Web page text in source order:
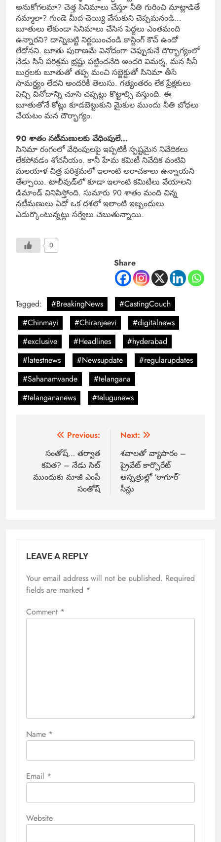
అనుకోగలమా? చెత్త సినిమాలు చేస్తూ నీతి గురించి మాట్లాడితే
నమ్మాలా? గుండె మీద చెయ్యి వేసుకుని చెప్పమనండి…
బూతులు లేకుండా సినిమాలు చేసిన పెద్దలు ఎంతమంది
ఉన్నారని? దాన్నిబట్టి నిర్ణయించండి కాస్టింగ్ కౌచ్ ఉందో
లేదోనని. బూతు పురాణమే వినోదంగా చెప్పుకునే దౌర్భాగ్యంలో
నేడు సినీ పరిశ్రమ భ్రష్టు పట్టిందనేది అందరి విమర్శ. మన సినీ
బుర్రలకు బూతుతో తప్ప మంచి సబ్జెక్టుతో సినిమా తీసే
సామర్థ్యం లేదని అందరికీ తెలుసు. గత్యంతరం లేక ప్రేక్షకులు
పిచ్చి వినోదాన్ని చూసి చప్పట్లు కొట్టాల్సి వస్తుంది. ఈ
బూతుతోనే కోట్లు కూడబెట్టుకుని మైకుల ముందు నీతి బోధలు
చేయటం మన దౌర్భాగ్యం.
90 శాతం నటీమణులకు వేధింపులే…
సినిమా రంగంలో వేధింపులపై ఇప్పటికీ స్పష్టమైన నివేదికలు
లేకపోవడం శోచనీయం. కానీ హేమ కమిటీ నివేదిక వంటివి
మలయాళ చిత్ర పరిశ్రమలో ఇలాంటి అరాచకాలు ఉన్నాయని
తేల్చాయి. టాలీవుడ్‌లో కూడా ఇలాంటి కమిటీలు వేయాలని
డిమాండ్ వినిపిస్తోంది. సుమారు 90 శాతం మంది చిన్న
నటీమణులు ఏదో ఒక దశలో ఇలాంటి ఇబ్బందులు
ఎదుర్కొంటున్నట్లు సర్వేలు చెబుతున్నాయి.
0
Share
Tagged: #BreakingNews
#CastingCouch
#Chinmayi
#Chiranjeevi
#digitalnews
#exclusive
#Headlines
#hyderabad
#latestnews
#Newsupdate
#regularupdates
#Sahanamvande
#telangana
#telangananews
#telugunews
Previous:
సంతోష్‌… తర్వాత
కవిత? – నేడు సిట్
ముందుకు మాజీ ఎంపీ
సంతోష్‌
Next:
శవాలతో వ్యాపారం –
ప్రైవేట్ కార్పొరేట్
ఆస్పత్రుల్లో ‘ఠాగూర్’
సీన్లు
LEAVE A REPLY
Your email address will not be published. Required
fields are marked *
Comment *
Name *
Email *
Website